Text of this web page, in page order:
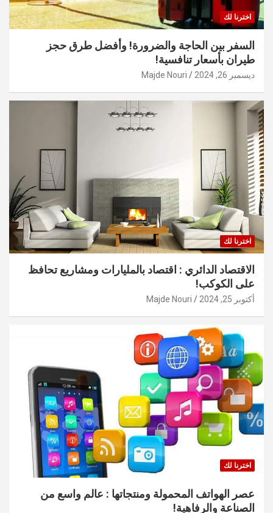
اخترنا لك
السفر بين الحاجة والضرورة! وأفضل طرق حجز
طيران بأسعار تنافسية!
ديسمبر 26, 2024 Majde Nouri
اخترنا لك
الاقتصاد الدائري : اقتصاد بالمليارات ومشاريع تحافظ
على الكوكب!
أكتوبر 25, 2024 Majde Nouri
اخترنا لك
عصر الهواتف المحمولة ومنتجاتها : عالم واسع من
الصناعة والرفاهية!